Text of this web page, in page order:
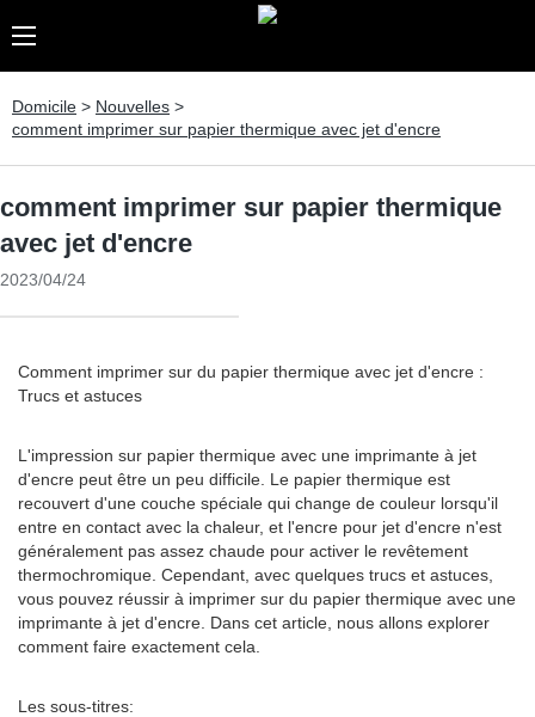
Domicile > Nouvelles >
comment imprimer sur papier thermique avec jet d'encre
comment imprimer sur papier thermique
avec jet d'encre
2023/04/24
Comment imprimer sur du papier thermique avec jet d'encre :
Trucs et astuces
L'impression sur papier thermique avec une imprimante à jet
d'encre peut être un peu difficile. Le papier thermique est
recouvert d'une couche spéciale qui change de couleur lorsqu'il
entre en contact avec la chaleur, et l'encre pour jet d'encre n'est
généralement pas assez chaude pour activer le revêtement
thermochromique. Cependant, avec quelques trucs et astuces,
vous pouvez réussir à imprimer sur du papier thermique avec une
imprimante à jet d'encre. Dans cet article, nous allons explorer
comment faire exactement cela.
Les sous-titres: